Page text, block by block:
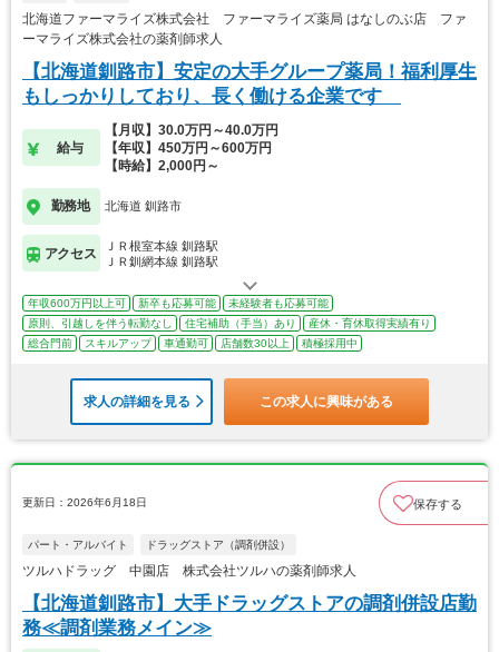
北海道ファーマライズ株式会社 ファーマライズ薬局 はなしのぶ店 ファ
ーマライズ株式会社の薬剤師求人
【北海道釧路市】安定の大手グループ薬局！福利厚生
もしっかりしており、長く働ける企業です
給与
【月収】30.0万円～40.0万円
【年収】450万円～600万円
【時給】2,000円～
勤務地 北海道 釧路市
アクセス
ＪＲ根室本線 釧路駅
ＪＲ釧網本線 釧路駅
年収600万円以上可 新卒も応募可能
未経験者も応募可能
原則、引越しを伴う転勤なし
住宅補助（手当）あり
産休・育休取得実績有り
総合門前
スキルアップ 車通勤可 店舗数30以上 積極採用中
求人の詳細を見る この求人に興味がある
更新日：2026年6月18日 保存する
パート・アルバイト ドラッグストア（調剤併設）
ツルハドラッグ 中園店 株式会社ツルハの薬剤師求人
【北海道釧路市】大手ドラッグストアの調剤併設店勤
務≪調剤業務メイン≫